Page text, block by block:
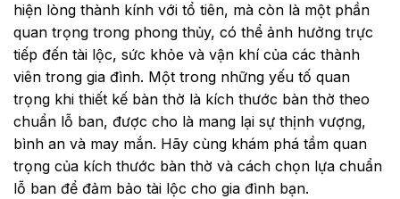
hiện lòng thành kính với tổ tiên, mà còn là một phần
quan trọng trong phong thủy, có thể ảnh hưởng trực
tiếp đến tài lộc, sức khỏe và vận khí của các thành
viên trong gia đình. Một trong những yếu tố quan
trọng khi thiết kế bàn thờ là kích thước bàn thờ theo
chuẩn lỗ ban, được cho là mang lại sự thịnh vượng,
bình an và may mắn. Hãy cùng khám phá tầm quan
trọng của kích thước bàn thờ và cách chọn lựa chuẩn
lỗ ban để đảm bảo tài lộc cho gia đình bạn.